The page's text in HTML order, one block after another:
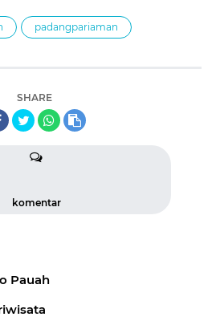
padangpariaman
SHARE
komentar
Pauah